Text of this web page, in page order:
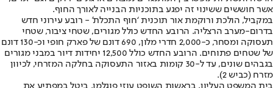
אשר חוששים ששינוי זה יפגע בתוכניות הבנייה לאורך החוף.
במקביל, הולכת ורוקמת אור תוכנית ‘חוף התכלת’ - רובע עירוני חדש
בדרום-מערב הרצליה. הרובע החדש כולל מגורים, שטחי ציבור, שטחי
תעסוקה ומסחר, כ-2,000 חדרי מלון, 690 דונם של פארק חופי וכ-130 דונם
של שטחים פתוחים. הרובע החדש כולל 12,500 יחידות דיור במבני מגורים
בגבהים שונים, עד ל-30 קומות באזור התעסוקה בחלקה המזרחי, לכיוון
מזרח (כביש 2).